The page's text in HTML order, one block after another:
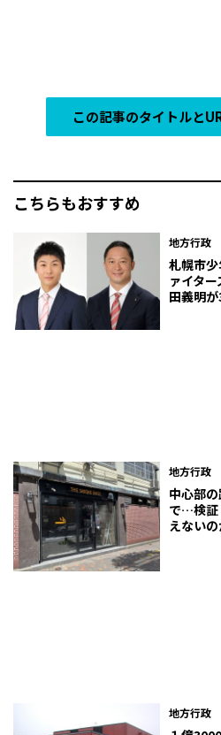
この記事のタイトルと
こちらもおすすめ
地方行政
札幌市
ァイタ
田義明
地方行政
中心部
で…検証
えない
地方行政